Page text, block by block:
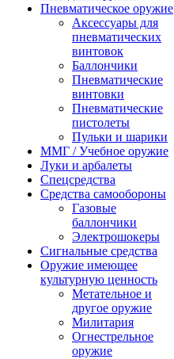
Пневматическое оружие
Аксессуары для
пневматических
винтовок
Баллончики
Пневматические
винтовки
Пневматические
пистолеты
Пульки и шарики
ММГ / Учебное оружие
Луки и арбалеты
Спецсредства
Средства самообороны
Газовые
баллончики
Электрошокеры
Сигнальные средства
Оружие имеющее
культурную ценность
Метательное и
другое оружие
Милитария
Огнестрельное
оружие